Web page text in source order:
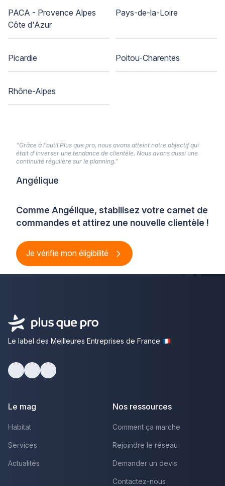
PACA - Provence Alpes
Côte d'Azur
Pays-de-la-Loire
Picardie Poitou-Charentes
Rhône-Alpes
Comme Angélique, stabilisez votre carnet de
commandes et attirez une nouvelle clientèle !
Je vérifie mon éligibilité
“Grâce à l’outil Plus que pro, nous avons atteint notre objectif qui
était d’inverser une tendance de clientèle. Nous avons aussi une
continuité régulière sur le planning.”
Angélique
Le label des Meilleures Entreprises de France
Le mag
Habitat
Services
Actualités
Nos ressources
Comment ça marche
Rejoindre le réseau
Demander un devis
Contactez-nous